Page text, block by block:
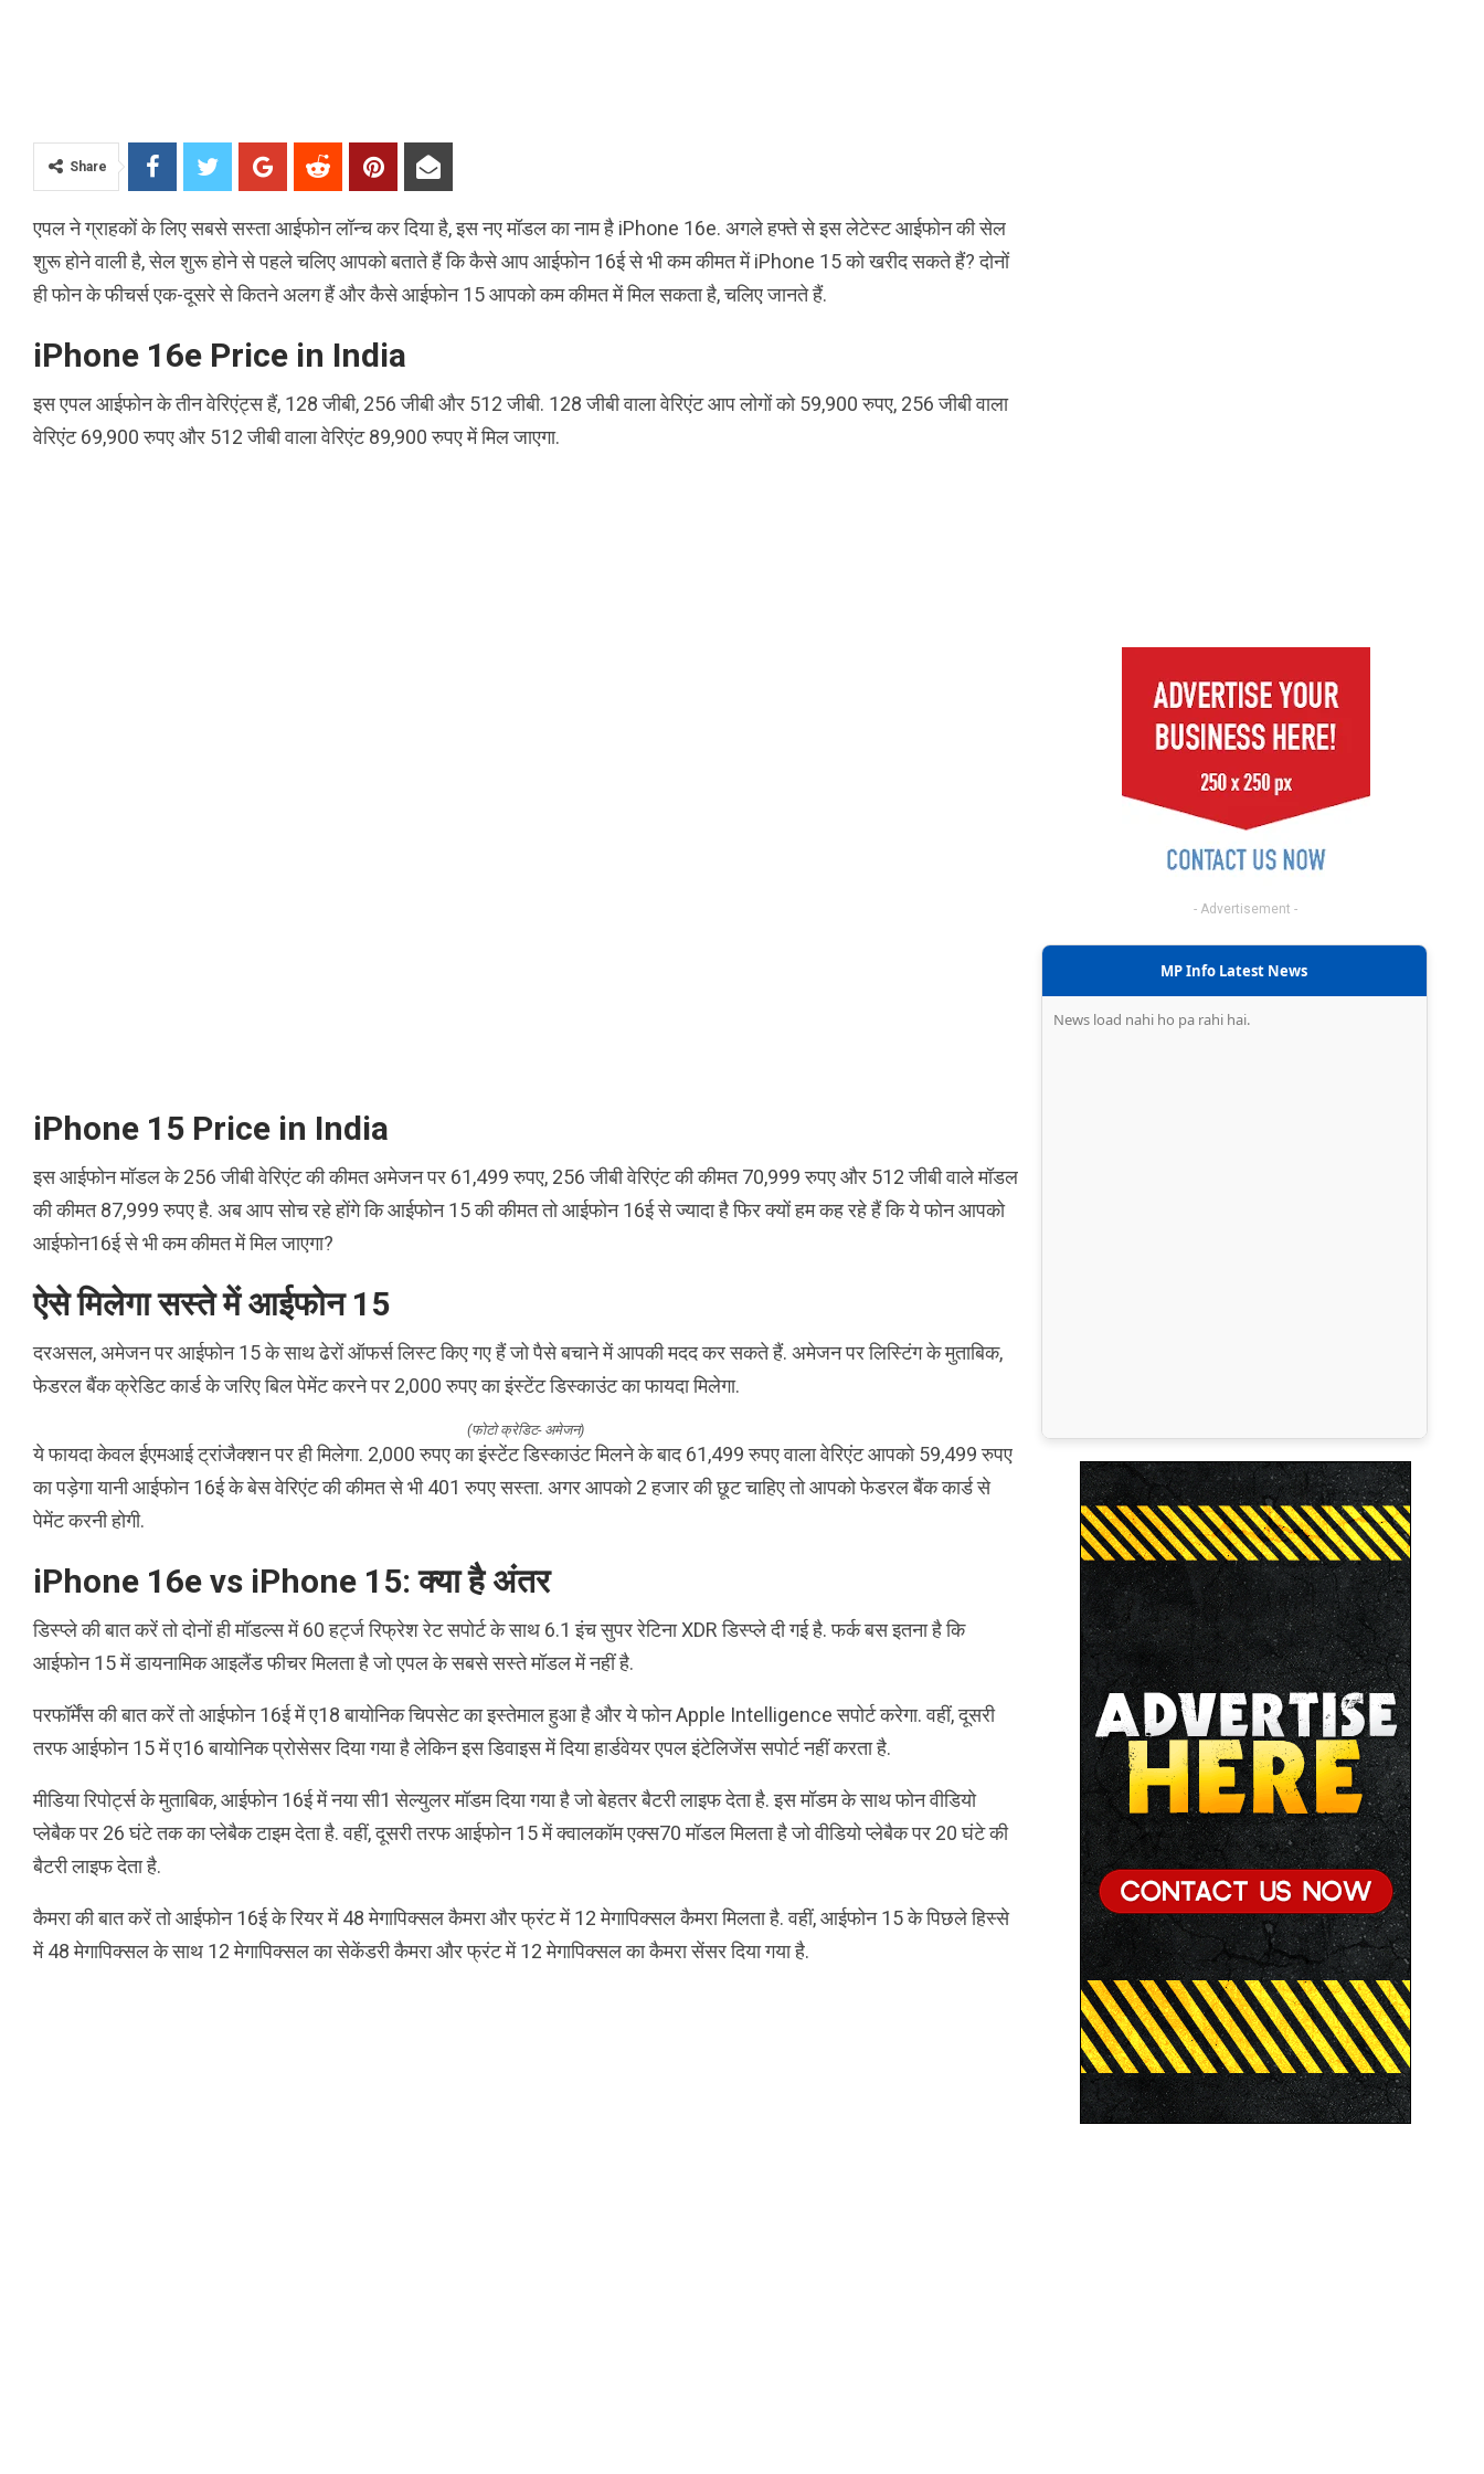
Share
एपल ने ग्राहकों के लिए सबसे सस्ता आईफोन लॉन्च कर दिया है, इस नए मॉडल का नाम है iPhone 16e. अगले हफ्ते से इस लेटेस्ट आईफोन की सेल
शुरू होने वाली है, सेल शुरू होने से पहले चलिए आपको बताते हैं कि कैसे आप आईफोन 16ई से भी कम कीमत में iPhone 15 को खरीद सकते हैं? दोनों
ही फोन के फीचर्स एक-दूसरे से कितने अलग हैं और कैसे आईफोन 15 आपको कम कीमत में मिल सकता है, चलिए जानते हैं.
iPhone 16e Price in India
इस एपल आईफोन के तीन वेरिएंट्स हैं, 128 जीबी, 256 जीबी और 512 जीबी. 128 जीबी वाला वेरिएंट आप लोगों को 59,900 रुपए, 256 जीबी वाला
वेरिएंट 69,900 रुपए और 512 जीबी वाला वेरिएंट 89,900 रुपए में मिल जाएगा.
iPhone 15 Price in India
इस आईफोन मॉडल के 256 जीबी वेरिएंट की कीमत अमेजन पर 61,499 रुपए, 256 जीबी वेरिएंट की कीमत 70,999 रुपए और 512 जीबी वाले मॉडल
की कीमत 87,999 रुपए है. अब आप सोच रहे होंगे कि आईफोन 15 की कीमत तो आईफोन 16ई से ज्यादा है फिर क्यों हम कह रहे हैं कि ये फोन आपको
आईफोन16ई से भी कम कीमत में मिल जाएगा?
ऐसे मिलेगा सस्ते में आईफोन 15
दरअसल, अमेजन पर आईफोन 15 के साथ ढेरों ऑफर्स लिस्ट किए गए हैं जो पैसे बचाने में आपकी मदद कर सकते हैं. अमेजन पर लिस्टिंग के मुताबिक,
फेडरल बैंक क्रेडिट कार्ड के जरिए बिल पेमेंट करने पर 2,000 रुपए का इंस्टेंट डिस्काउंट का फायदा मिलेगा.
(फोटो क्रेडिट- अमेजन)
ये फायदा केवल ईएमआई ट्रांजैक्शन पर ही मिलेगा. 2,000 रुपए का इंस्टेंट डिस्काउंट मिलने के बाद 61,499 रुपए वाला वेरिएंट आपको 59,499 रुपए
का पड़ेगा यानी आईफोन 16ई के बेस वेरिएंट की कीमत से भी 401 रुपए सस्ता. अगर आपको 2 हजार की छूट चाहिए तो आपको फेडरल बैंक कार्ड से
पेमेंट करनी होगी.
iPhone 16e vs iPhone 15: क्या है अंतर
डिस्प्ले की बात करें तो दोनों ही मॉडल्स में 60 हर्ट्ज रिफ्रेश रेट सपोर्ट के साथ 6.1 इंच सुपर रेटिना XDR डिस्प्ले दी गई है. फर्क बस इतना है कि
आईफोन 15 में डायनामिक आइलैंड फीचर मिलता है जो एपल के सबसे सस्ते मॉडल में नहीं है.
परफॉर्मेंस की बात करें तो आईफोन 16ई में ए18 बायोनिक चिपसेट का इस्तेमाल हुआ है और ये फोन Apple Intelligence सपोर्ट करेगा. वहीं, दूसरी
तरफ आईफोन 15 में ए16 बायोनिक प्रोसेसर दिया गया है लेकिन इस डिवाइस में दिया हार्डवेयर एपल इंटेलिजेंस सपोर्ट नहीं करता है.
मीडिया रिपोर्ट्स के मुताबिक, आईफोन 16ई में नया सी1 सेल्युलर मॉडम दिया गया है जो बेहतर बैटरी लाइफ देता है. इस मॉडम के साथ फोन वीडियो
प्लेबैक पर 26 घंटे तक का प्लेबैक टाइम देता है. वहीं, दूसरी तरफ आईफोन 15 में क्वालकॉम एक्स70 मॉडल मिलता है जो वीडियो प्लेबैक पर 20 घंटे की
बैटरी लाइफ देता है.
कैमरा की बात करें तो आईफोन 16ई के रियर में 48 मेगापिक्सल कैमरा और फ्रंट में 12 मेगापिक्सल कैमरा मिलता है. वहीं, आईफोन 15 के पिछले हिस्से
में 48 मेगापिक्सल के साथ 12 मेगापिक्सल का सेकेंडरी कैमरा और फ्रंट में 12 मेगापिक्सल का कैमरा सेंसर दिया गया है.
- Advertisement -
MP Info Latest News
News load nahi ho pa rahi hai.